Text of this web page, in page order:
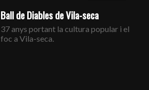
Ball de Diables de Vila-seca
37 anys portant la cultura popular i el
foc a Vila-seca.